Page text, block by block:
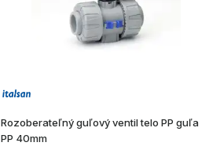
Rozoberateľný guľový ventil telo PP guľa
PP 40mm